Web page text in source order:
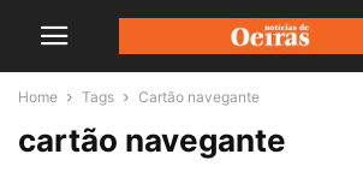
Home Tags Cartão navegante
cartão navegante